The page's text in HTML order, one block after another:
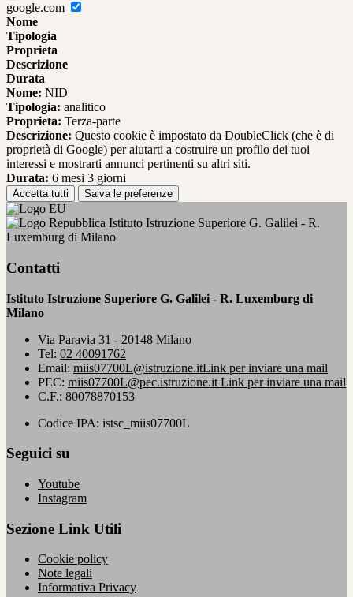
google.com
Nome
Tipologia
Proprieta
Descrizione
Durata
Nome: NID
Tipologia: analitico
Proprieta: Terza-parte
Descrizione: Questo cookie è impostato da DoubleClick (che è di
proprietà di Google) per aiutarti a costruire un profilo dei tuoi
interessi e mostrarti annunci pertinenti su altri siti.
Durata: 6 mesi 3 giorni
Accetta tutti Salva le preferenze
Istituto Istruzione Superiore G. Galilei - R.
Luxemburg di Milano
Contatti
Istituto Istruzione Superiore G. Galilei - R. Luxemburg di
Milano
Via Paravia 31 - 20148 Milano
Tel: 02 40091762
Email: miis07700L@istruzione.itLink per inviare una mail
PEC: miis07700L@pec.istruzione.it Link per inviare una mail
C.F.: 80078870153
Codice IPA: istsc_miis07700L
Seguici su
Youtube
Instagram
Sezione Link Utili
Cookie policy
Note legali
Informativa Privacy